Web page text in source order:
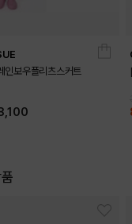
인보우플리츠스커트